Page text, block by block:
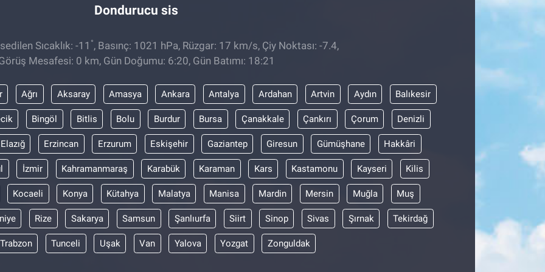
Dondurucu sis
Sıcaklık: -11 °, Basınç: 1021 hPa, Rüzgar: 17 km/s, Çiy Noktası: -7.4,
Mesafesi: 0 km, Gün Doğumu: 6:20, Gün Batımı: 18:21
Ağrı Aksaray Amasya Ankara Antalya Ardahan Artvin Aydın Balıkesir
Bingöl Bitlis Bolu Burdur Bursa Çanakkale Çankırı Çorum Denizli
Elazığ Erzincan Erzurum Eskişehir Gaziantep Giresun Gümüşhane Hakkâri
İzmir Kahramanmaraş Karabük Karaman Kars Kastamonu Kayseri Kilis
Kocaeli Konya Kütahya Malatya Manisa Mardin Mersin Muğla Muş
Rize Sakarya Samsun Şanlıurfa Siirt Sinop Sivas Şırnak Tekirdağ
Trabzon Tunceli Uşak Van Yalova Yozgat Zonguldak